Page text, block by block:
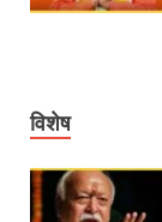
विशेष